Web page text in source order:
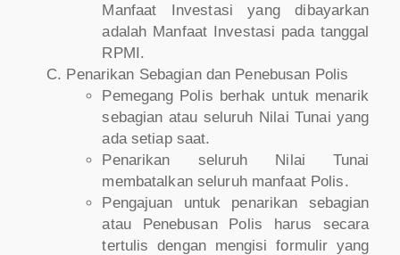
Manfaat Investasi yang dibayarkan
adalah Manfaat Investasi pada tanggal
RPMI.
Penarikan Sebagian dan Penebusan Polis
Pemegang Polis berhak untuk menarik
sebagian atau seluruh Nilai Tunai yang
ada setiap saat.
Penarikan seluruh Nilai Tunai
membatalkan seluruh manfaat Polis.
Pengajuan untuk penarikan sebagian
atau Penebusan Polis harus secara
tertulis dengan mengisi formulir yang